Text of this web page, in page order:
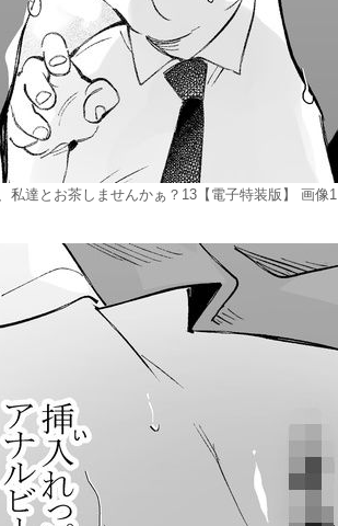
私達とお茶しませんかぁ？13【電子特装版】 画像1